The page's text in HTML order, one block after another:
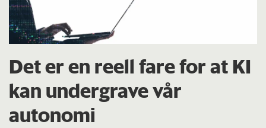
Det er en reell fare for at KI
kan undergrave vår
autonomi